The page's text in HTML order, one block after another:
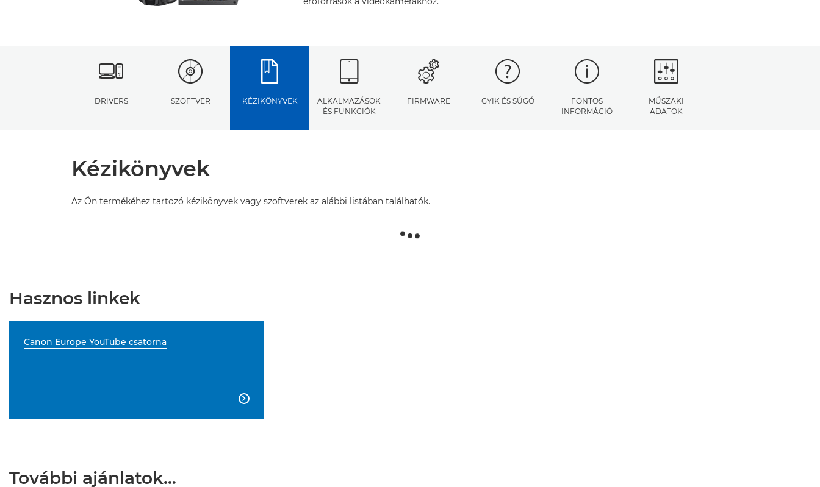
DRIVERS SZOFTVER KÉZIKÖNYVEK
ALKALMAZÁSOK
ÉS FUNKCIÓK
FIRMWARE GYIK ÉS SÚGÓ
FONTOS
INFORMÁCIÓ
MŰSZAKI
ADATOK
Kézikönyvek
Az Ön termékéhez tartozó kézikönyvek vagy szoftverek az alábbi listában találhatók.
Hasznos linkek
Canon Europe YouTube csatorna

További ajánlatok…